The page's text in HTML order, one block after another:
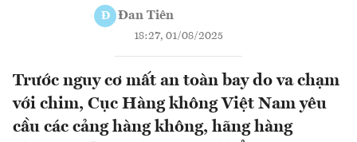
Đ Đan Tiên
18:27, 01/08/2025
Trước nguy cơ mất an toàn bay do va chạm
với chim, Cục Hàng không Việt Nam yêu
cầu các cảng hàng không, hãng hàng